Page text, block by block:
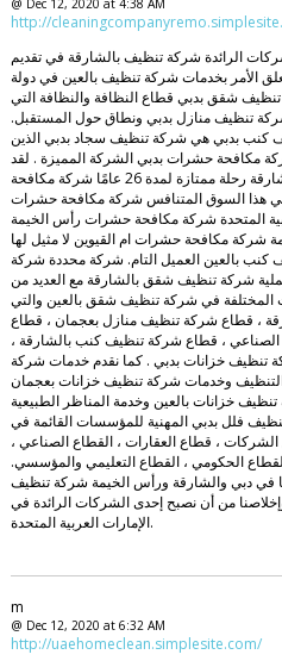
@ Dec 12, 2020 at 4:38 AM
http://
الرائدة شركة تنظيف بالشارقة في تقديم
الأمر بخدمات شركة تنظيف بالعين في دولة
تنظيف شقق بدبي قطاع النظافة والنظافة التي
برؤية عميقة شركة تنظيف منازل بدبي ونطاق حول المستقبل.
كنب بدبي هي شركة تنظيف سجاد بدبي الذين
مكافحة حشرات بدبي الشركة المميزة . لقد
وضعتنا شركة مكافحة حشرات بالشارقة رحلة ممتازة لمدة 26 عامًا شركة مكافحة
هذا السوق المتنافس شركة مكافحة حشرات
المتحدة شركة مكافحة حشرات رأس الخيمة
شركة مكافحة حشرات ام القيوين لا مثيل لها
بالعين العميل التام. شركة محددة شركة
شركة تنظيف شقق بالشارقة مع العديد من
في شركة تنظيف شقق بالعين والتي
، قطاع شركة تنظيف منازل بعجمان ، قطاع
، قطاع شركة تنظيف كنب بالشارقة ،
تنظيف خزانات بدبي . كما نقدم خدمات شركة
وخدمات شركة تنظيف خزانات بعجمان
خزانات بالعين وخدمة المناظر الطبيعية
فلل بدبي المهنية للمؤسسات القائمة في
، قطاع العقارات ، القطاع الصناعي ،
الحكومي ، القطاع التعليمي والمؤسسي.
من مكاتبنا في دبي والشارقة ورأس الخيمة شركة تنظيف
من أن نصبح إحدى الشركات الرائدة في
الإمارات العربية المتحدة.
m
@ Dec 12, 2020 at 6:32 AM
http://uaehomeclean.simplesite.com/